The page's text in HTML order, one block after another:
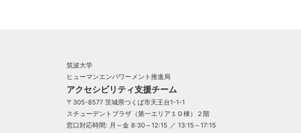
筑波大学
ヒューマンエンパワーメント推進局
アクセシビリティ支援チーム
〒305-8577 茨城県つくば市天王台1-1-1
スチューデントプラザ（第一エリア１Ｄ棟）２階
窓口対応時間: 月～金 8:30～12:15 ／ 13:15～17:15